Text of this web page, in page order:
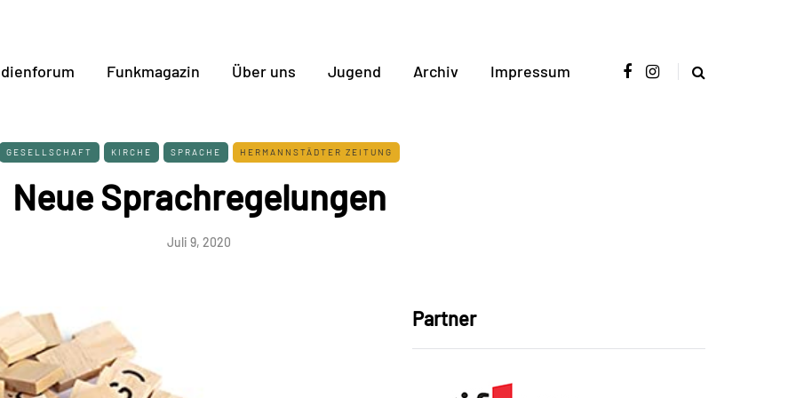
Funkmagazin Über uns Jugend Archiv Impressum
GESELLSCHAFT KIRCHE SPRACHE HERMANNSTÄDTER ZEITUNG
Neue Sprachregelungen
Juli 9, 2020
Partner